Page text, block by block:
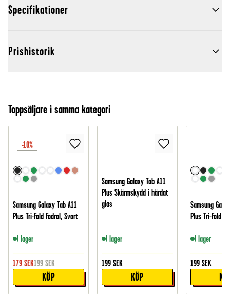
Specifikationer
Prishistorik
Toppsäljare i samma kategori
-10%
Samsung Galaxy Tab A11
Plus Tri-Fold Fodral, Svart
I lager
179 SEK199 SEK
KÖP
Samsung Galaxy Tab A11
Plus Skärmskydd i härdat
glas
I lager
199 SEK
KÖP
Samsung
Plus Tri-Fold
I lager
199 SEK